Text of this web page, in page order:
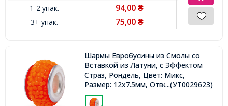
1-2 упак.
94,00₴
3+ упак. 75,00₴
Шармы Евробусины из Смолы со
Вставкой из Латуни, с Эффектом
Страз, Рондель, Цвет: Микс,
Размер: 12х7.5мм, Отверстие 4.5мм,
...(УТ0029623)